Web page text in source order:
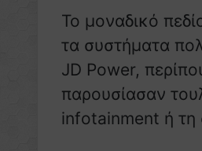
Το μοναδικό
τα συστήματα
JD Power,
παρουσίασαν
infotainment ή τη